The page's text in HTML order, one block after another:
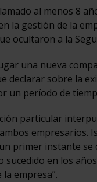
al menos 8
la gestión de la
ocultaron a la
una nueva
declarar sobre la
un período de
particular
empresarios.
primer instante
sucedido en los
la empresa”.